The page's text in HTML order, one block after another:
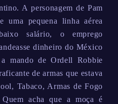
A personagem de Pam
uma pequena linha aérea
salário, o emprego
dinheiro do México
mando de Ordell Robbie
de armas que estava
Tabaco, Armas de Fogo
acha que a moça é